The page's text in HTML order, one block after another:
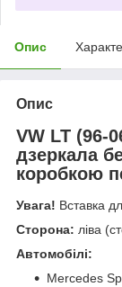
Опис
Опис
VW LT (96-
дзеркала
коробкою
Увага! Вставка
Сторона: ліва
Автомобілі:
Mercedes